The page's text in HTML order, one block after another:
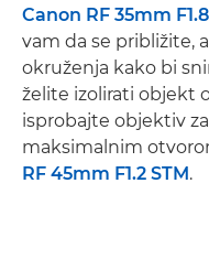
Canon RF 35mm
vam da se približite,
okruženja kako bi
želite izolirati objekt
isprobajte objektiv
maksimalnim
RF 45mm F1.2 STM.